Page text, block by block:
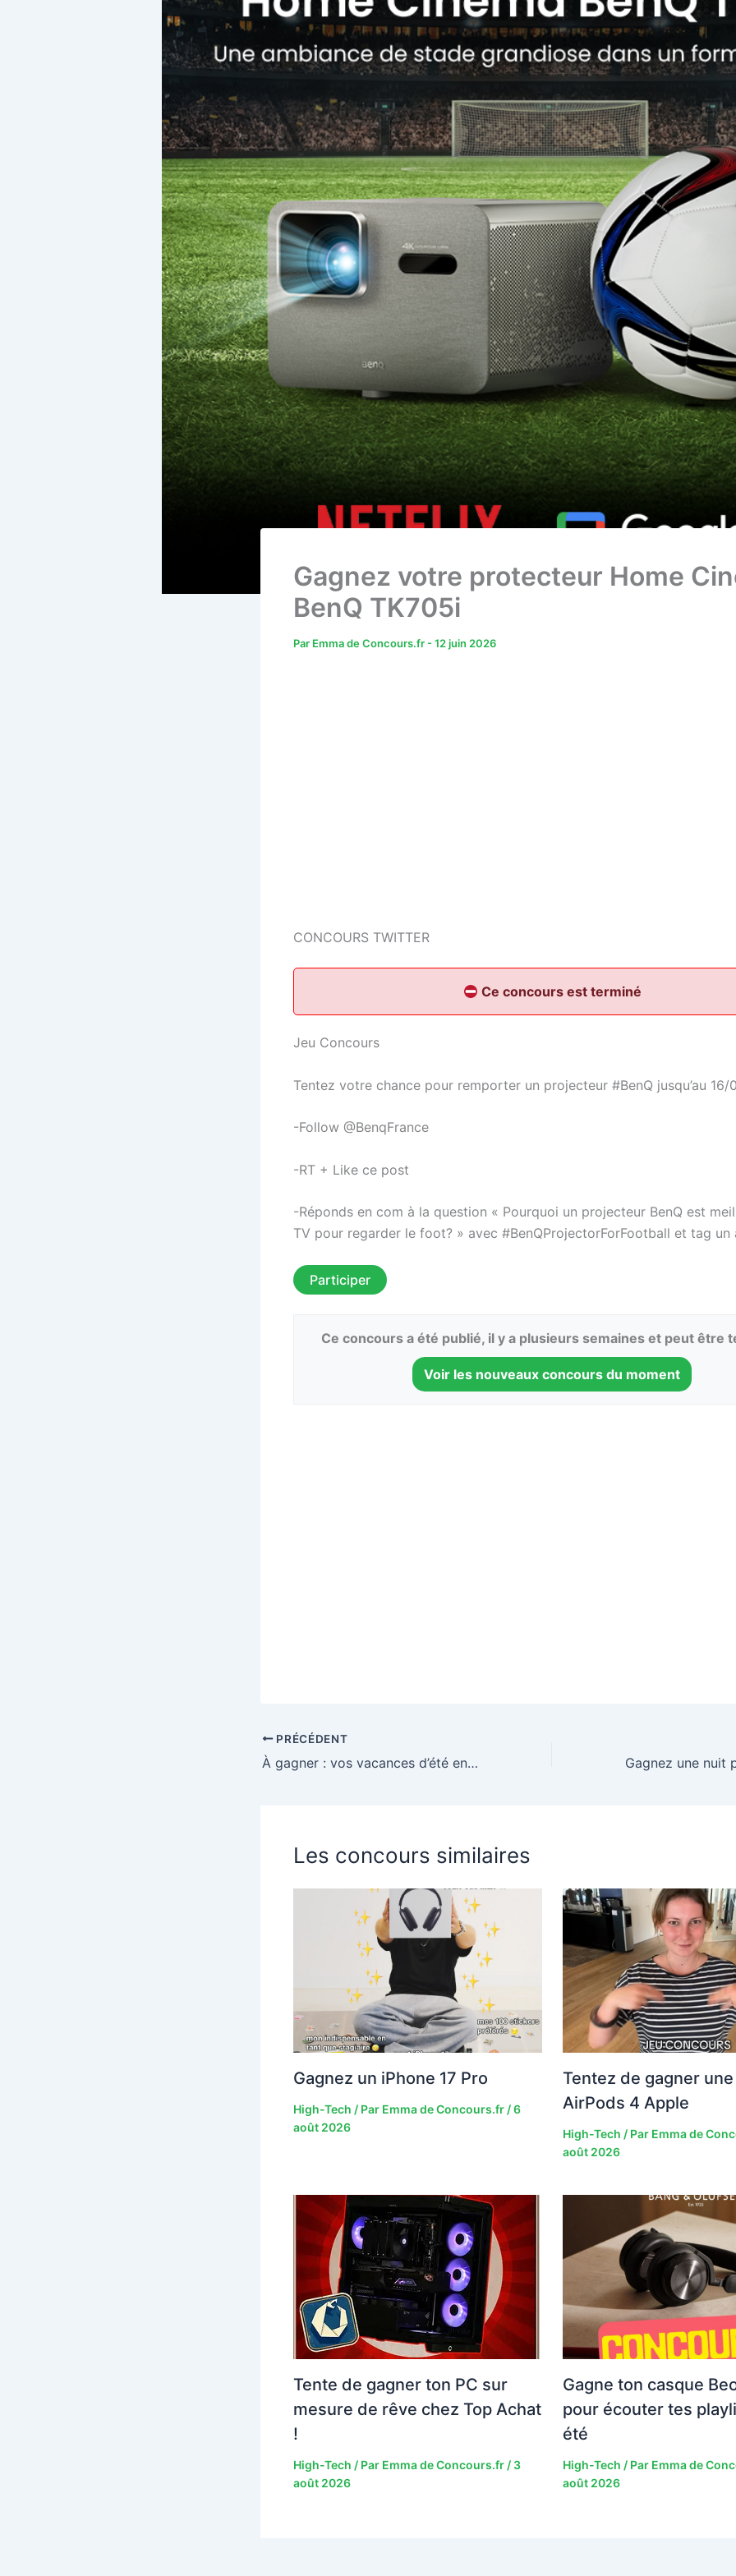
Gagnez votre protecteur Home
BenQ TK705i
Par Emma de Concours.fr -12 juin 2026
CONCOURS TWITTER
Ce concours est terminé
Jeu Concours
Tentez votre chance pour remporter un projecteur #BenQ jusqu’au 16/
-Follow @BenqFrance
-RT + Like ce post
-Réponds en com à la question « Pourquoi un projecteur BenQ est
TV pour regarder le foot? » avec #BenQProjectorForFootball et tag un
Participer
Ce concours a été publié, il y a plusieurs semaines et peut être
Voir les nouveaux concours du moment
PRÉCÉDENT
À gagner : vos vacances d’été en famille pour 4 personnes !
Les concours similaires
Gagnez un iPhone 17 Pro
High-Tech / Par Emma de Concours.fr /6
août 2026
Tentez de gagner
AirPods 4 Apple
High-Tech / Par Emma de
août 2026
Tente de gagner ton PC sur
mesure de rêve chez Top Achat
!
High-Tech / Par Emma de Concours.fr / 3
août 2026
Gagne ton casque
pour écouter tes
été
High-Tech / Par Emma de
août 2026